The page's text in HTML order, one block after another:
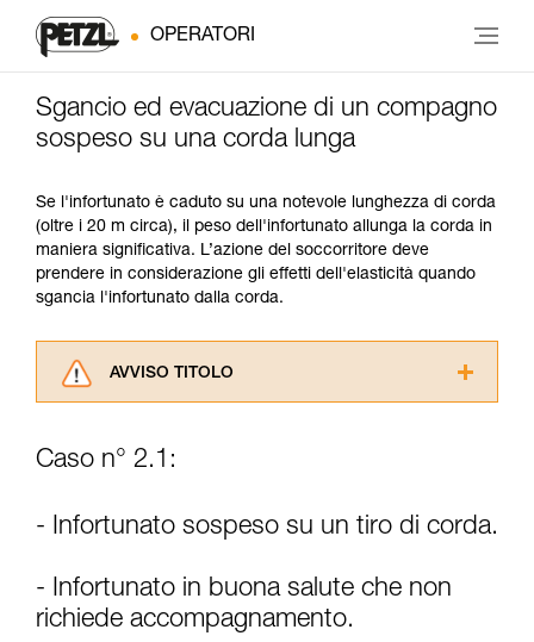
OPERATORI
Sgancio ed evacuazione di un compagno
sospeso su una corda lunga
Se l'infortunato è caduto su una notevole lunghezza di corda
(oltre i 20 m circa), il peso dell'infortunato allunga la corda in
maniera significativa. L’azione del soccorritore deve
prendere in considerazione gli effetti dell'elasticità quando
sgancia l'infortunato dalla corda.
AVVISO TITOLO
consultarlo. Dovete aver compreso le
capire queste ulteriori informazioni.
La padronanza di queste tecniche richiede una
Verificate con un professionista la vostra
capacità di rifare la manovra, da soli, in piena
sicurezza, prima di riprodurla autonomamente.
Caso n° 2.1:
- Infortunato sospeso su un tiro di corda.
- Infortunato in buona salute che non
richiede accompagnamento.